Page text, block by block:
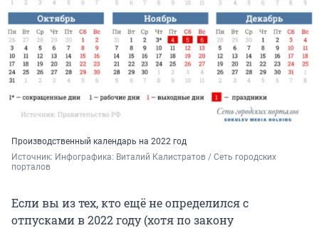
Производственный календарь на 2022 год
Источник: Инфографика: Виталий Калистратов / Сеть городских
порталов
Если вы из тех, кто ещё не определился с
отпусками в 2022 году (хотя по закону